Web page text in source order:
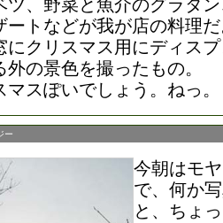
ツ、野菜と魚介のグラタ
ートなどが我が店の料理
にクリスマス用にディス
外の景色を撮ったもの。
スぽいでしょう。ねっ。
ー
今朝はモ
で、何か
と、ちょ